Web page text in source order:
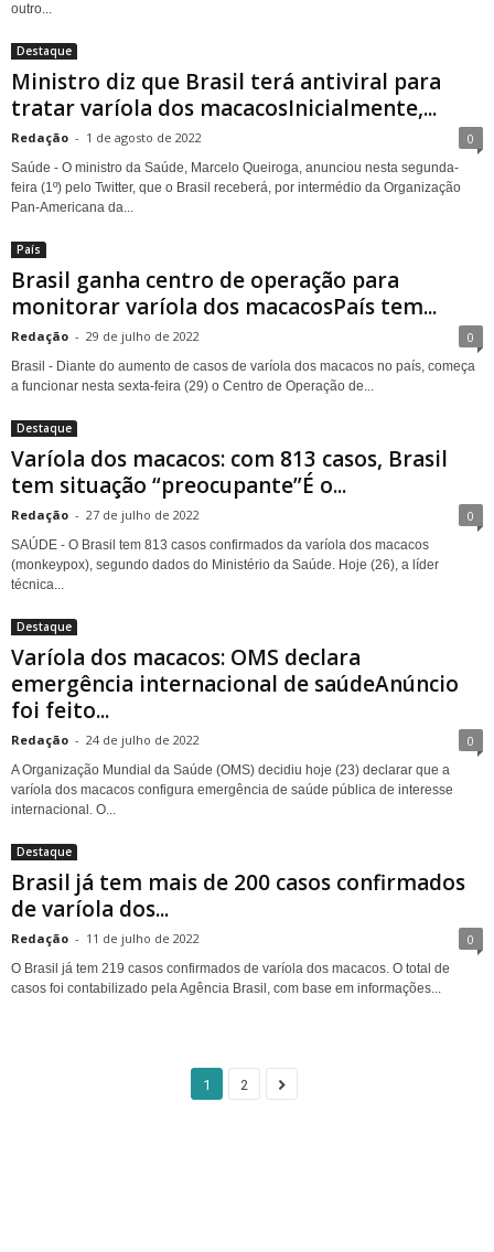
outro...
Destaque
Ministro diz que Brasil terá antiviral para
tratar varíola dos macacosInicialmente,...
Redação - 1 de agosto de 2022 0
Saúde - O ministro da Saúde, Marcelo Queiroga, anunciou nesta segunda-
feira (1º) pelo Twitter, que o Brasil receberá, por intermédio da Organização
Pan-Americana da...
País
Brasil ganha centro de operação para
monitorar varíola dos macacosPaís tem...
Redação - 29 de julho de 2022 0
Brasil - Diante do aumento de casos de varíola dos macacos no país, começa
a funcionar nesta sexta-feira (29) o Centro de Operação de...
Destaque
Varíola dos macacos: com 813 casos, Brasil
tem situação “preocupante”É o...
Redação - 27 de julho de 2022 0
SAÚDE - O Brasil tem 813 casos confirmados da varíola dos macacos
(monkeypox), segundo dados do Ministério da Saúde. Hoje (26), a líder
técnica...
Destaque
Varíola dos macacos: OMS declara
emergência internacional de saúdeAnúncio
foi feito...
Redação - 24 de julho de 2022 0
A Organização Mundial da Saúde (OMS) decidiu hoje (23) declarar que a
varíola dos macacos configura emergência de saúde pública de interesse
internacional. O...
Destaque
Brasil já tem mais de 200 casos confirmados
de varíola dos...
Redação - 11 de julho de 2022 0
O Brasil já tem 219 casos confirmados de varíola dos macacos. O total de
casos foi contabilizado pela Agência Brasil, com base em informações...
1 2